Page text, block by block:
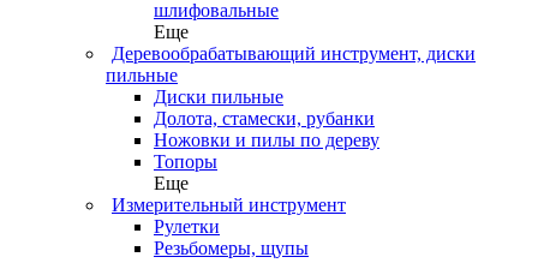
шлифовальные
Еще
Деревообрабатывающий инструмент, диски
пильные
Диски пильные
Долота, стамески, рубанки
Ножовки и пилы по дереву
Топоры
Еще
Измерительный инструмент
Рулетки
Резьбомеры, щупы